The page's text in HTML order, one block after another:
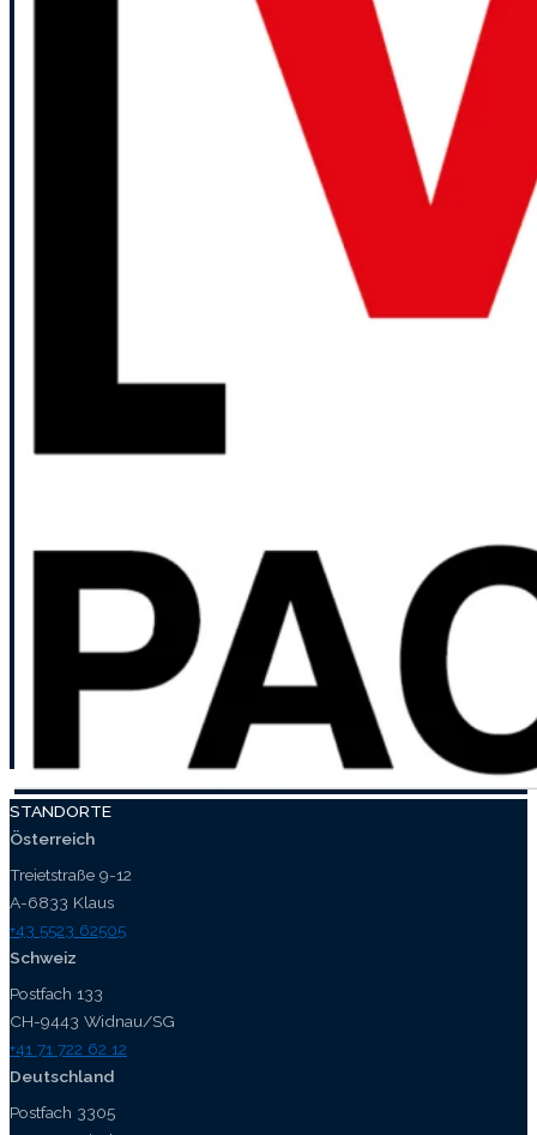
STANDORTE
Österreich
Treietstraße 9-12
A-6833 Klaus
+43 5523 62505
Schweiz
Postfach 133
CH-9443 Widnau/SG
+41 71 722 62 12
Deutschland
Postfach 3305